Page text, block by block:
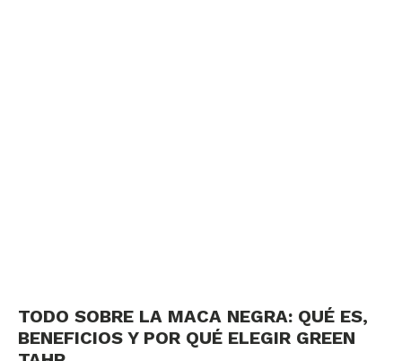
TODO SOBRE LA MACA NEGRA: QUÉ ES,
BENEFICIOS Y POR QUÉ ELEGIR GREEN